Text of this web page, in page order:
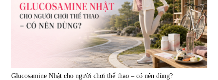
50ml)
|789.120
1.200.000 đ
50ml)
|67.440
950.000 đ
Glucosamine Nhật cho người chơi thể thao – có nên dùng?